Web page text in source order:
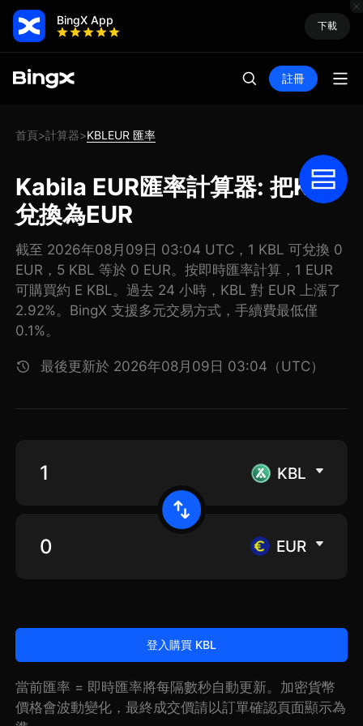
BingX App 下載
註冊
首頁>計算器>KBLEUR 匯率
Kabila EUR匯率計算器: 把KBL
兌換為EUR
截至 2026年08月09日 03:04 UTC，1 KBL 可兌換 0
EUR，5 KBL 等於 0 EUR。按即時匯率計算，1 EUR
可購買約 E KBL。過去 24 小時，KBL 對 EUR 上漲了
2.92%。BingX 支援多元交易方式，手續費最低僅
0.1%。
最後更新於 2026年08月09日 03:04（UTC）
KBL
EUR
登入購買 KBL
當前匯率 = 即時匯率將每隔數秒自動更新。加密貨幣
價格會波動變化，最終成交價請以訂單確認頁面顯示為